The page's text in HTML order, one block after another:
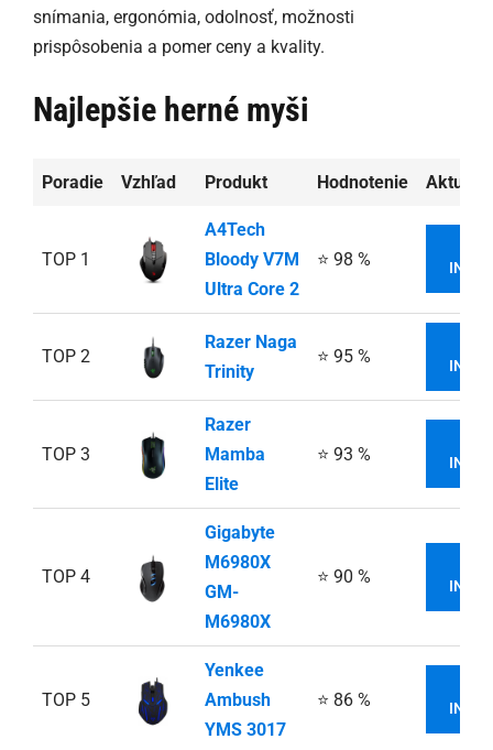
snímania, ergonómia, odolnosť, možnosti
prispôsobenia a pomer ceny a kvality.
Najlepšie herné myši
Poradie Vzhľad Produkt Hodnotenie
TOP 1
A4Tech
Bloody V7M
Ultra Core 2
⭐ 98 %
TOP 2
Razer Naga
Trinity
⭐ 95 %
TOP 3
Razer
Mamba
Elite
⭐ 93 %
TOP 4
Gigabyte
M6980X
GM-
M6980X
⭐ 90 %
TOP 5
Yenkee
Ambush
YMS 3017
⭐ 86 %